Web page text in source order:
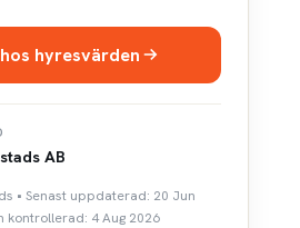
hyresvärden
AB
• Senast uppdaterad: 20 Jun
kontrollerad: 4 Aug 2026